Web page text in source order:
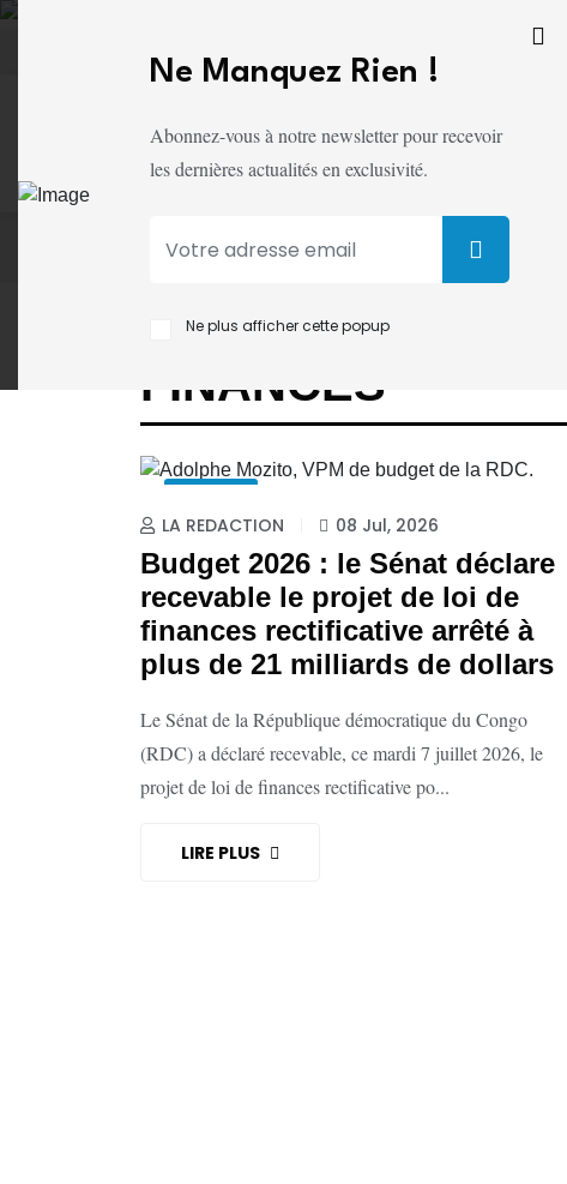
Ne Manquez Rien !
Abonnez-vous à notre newsletter pour recevoir
les dernières actualités en exclusivité.
Ne plus afficher cette popup
POLITIQUE DE CONFIDENTIALITÉ
ACCUEIL FINANCES
FINANCES
LA REDACTION 08 Jul, 2026
Budget 2026 : le Sénat déclare
recevable le projet de loi de
finances rectificative arrêté à
plus de 21 milliards de dollars
Le Sénat de la République démocratique du Congo
(RDC) a déclaré recevable, ce mardi 7 juillet 2026, le
projet de loi de finances rectificative po...
LIRE PLUS